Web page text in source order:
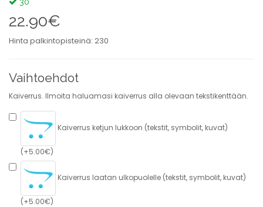
22.90€
Hinta palkintopisteinä: 230
Vaihtoehdot
Kaiverrus. Ilmoita haluamasi kaiverrus alla olevaan tekstikenttään.
Kaiverrus ketjun lukkoon (tekstit, symbolit, kuvat)
(+5.00€)
Kaiverrus laatan ulkopuolelle (tekstit, symbolit, kuvat)
(+5.00€)